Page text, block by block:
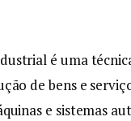
é uma
de bens e
e sistemas